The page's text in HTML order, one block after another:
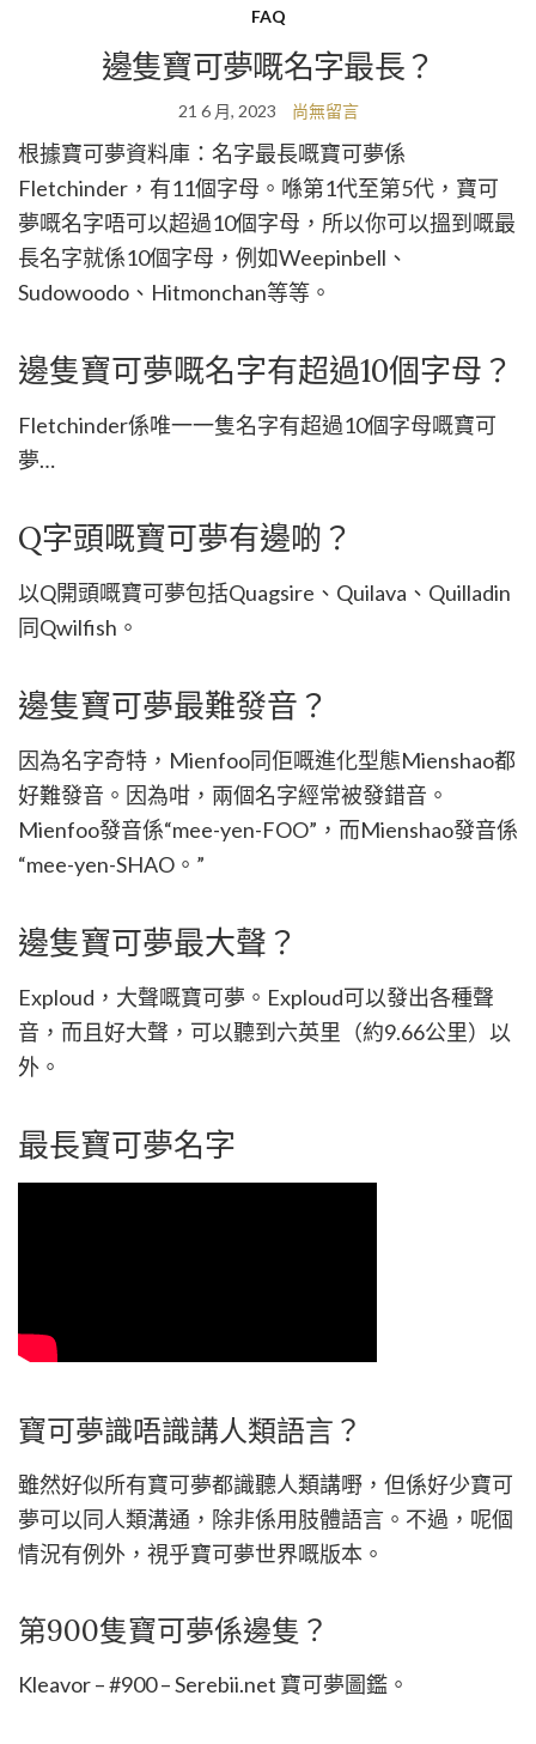
FAQ
邊隻寶可夢嘅名字最長？
21 6 月, 2023 尚無留言
根據寶可夢資料庫：名字最長嘅寶可夢係
Fletchinder，有11個字母。喺第1代至第5代，寶可
夢嘅名字唔可以超過10個字母，所以你可以搵到嘅最
長名字就係10個字母，例如Weepinbell、
Sudowoodo、Hitmonchan等等。
邊隻寶可夢嘅名字有超過10個字母？
Fletchinder係唯一一隻名字有超過10個字母嘅寶可
夢…
Q字頭嘅寶可夢有邊啲？
以Q開頭嘅寶可夢包括Quagsire、Quilava、Quilladin
同Qwilfish。
邊隻寶可夢最難發音？
因為名字奇特，Mienfoo同佢嘅進化型態Mienshao都
好難發音。因為咁，兩個名字經常被發錯音。
Mienfoo發音係“mee-yen-FOO”，而Mienshao發音係
“mee-yen-SHAO。”
邊隻寶可夢最大聲？
Exploud，大聲嘅寶可夢。Exploud可以發出各種聲
音，而且好大聲，可以聽到六英里（約9.66公里）以
外。
最長寶可夢名字
寶可夢識唔識講人類語言？
雖然好似所有寶可夢都識聽人類講嘢，但係好少寶可
夢可以同人類溝通，除非係用肢體語言。不過，呢個
情況有例外，視乎寶可夢世界嘅版本。
第900隻寶可夢係邊隻？
Kleavor – #900 – Serebii.net 寶可夢圖鑑。